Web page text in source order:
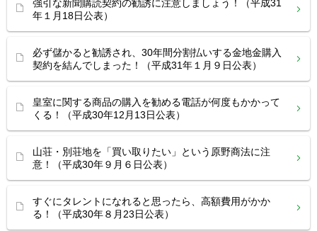
強引な新聞購読契約の勧誘に注意しましょう！（平成31
年１月18日公表）
必ず儲かると勧誘され、30年間分割払いする金地金購入
契約を結んでしまった！（平成31年１月９日公表）
皇室に関する商品の購入を勧める電話が何度もかかって
くる！（平成30年12月13日公表）
山荘・別荘地を「買い取りたい」という原野商法に注
意！（平成30年９月６日公表）
すぐにタレントになれると思ったら、高額費用がかか
る！（平成30年８月23日公表）